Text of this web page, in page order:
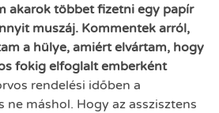
akarok többet fizetni egy papír
muszáj. Kommentek arról,
a hülye, amiért elvártam, hogy
fokig elfoglalt emberként
rendelési időben a
ne máshol. Hogy az asszisztens